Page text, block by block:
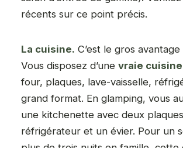
récents sur ce point précis.
La cuisine. C’est le gros
Vous disposez d’une vraie
four, plaques, lave-vaisselle,
grand format. En glamping, vous
une kitchenette avec deux
réfrigérateur et un évier. Pour un